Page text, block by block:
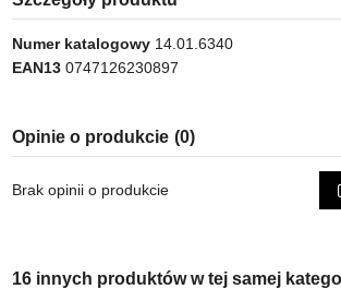
Numer katalogowy 14.01.6340
EAN13 0747126230897
Opinie o produkcie (0)
Brak opinii o produkcie
16 innych produktów w tej samej